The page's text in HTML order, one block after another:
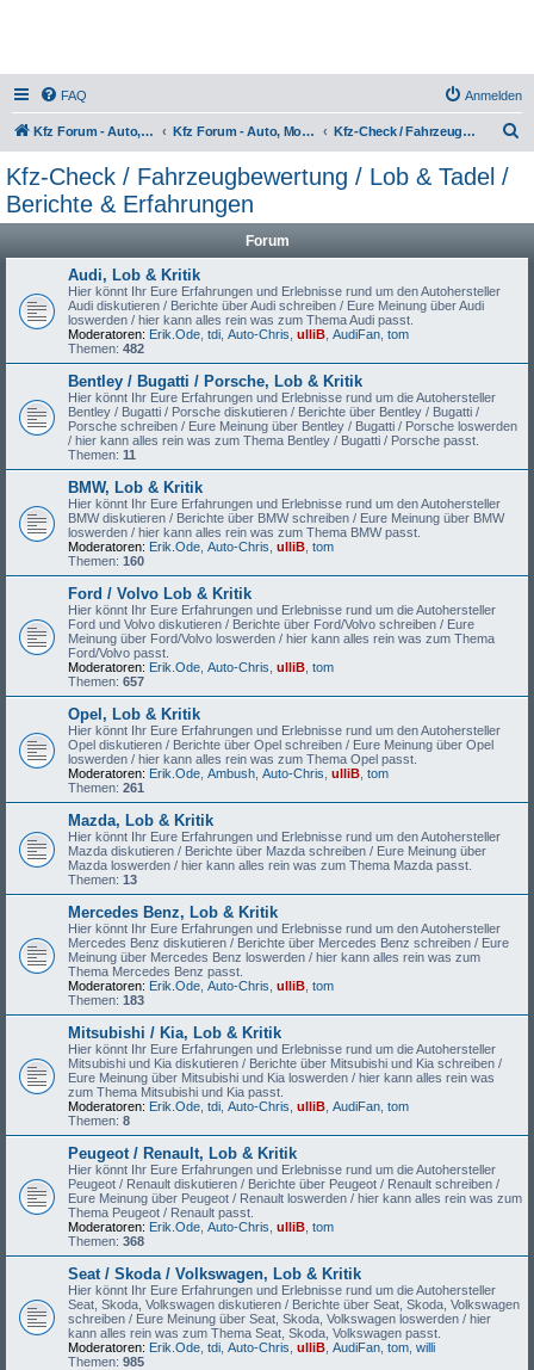
FAQ Anmelden
Kfz Forum - Auto, Motorrad und LKW Kfz Forum - Auto, Motorrad und LKW Kfz-Check / Fahrzeugbewertung / Lob & Tadel / Berichte & Erfahrungen
Kfz-Check / Fahrzeugbewertung / Lob & Tadel /
Berichte & Erfahrungen
Forum
Audi, Lob & Kritik
Hier könnt Ihr Eure Erfahrungen und Erlebnisse rund um den Autohersteller
Audi diskutieren / Berichte über Audi schreiben / Eure Meinung über Audi
loswerden / hier kann alles rein was zum Thema Audi passt.
Moderatoren: Erik.Ode tdi Auto-Chris ulliB AudiFan tom
Themen: 482
Bentley / Bugatti / Porsche, Lob & Kritik
Hier könnt Ihr Eure Erfahrungen und Erlebnisse rund um die Autohersteller
Bentley / Bugatti / Porsche diskutieren / Berichte über Bentley / Bugatti /
Porsche schreiben / Eure Meinung über Bentley / Bugatti / Porsche loswerden
/ hier kann alles rein was zum Thema Bentley / Bugatti / Porsche passt.
Themen: 11
BMW, Lob & Kritik
Hier könnt Ihr Eure Erfahrungen und Erlebnisse rund um den Autohersteller
BMW diskutieren / Berichte über BMW schreiben / Eure Meinung über BMW
loswerden / hier kann alles rein was zum Thema BMW passt.
Moderatoren: Erik.Ode Auto-Chris ulliB tom
Themen: 160
Ford / Volvo Lob & Kritik
Hier könnt Ihr Eure Erfahrungen und Erlebnisse rund um die Autohersteller
Ford und Volvo diskutieren / Berichte über Ford/Volvo schreiben / Eure
Meinung über Ford/Volvo loswerden / hier kann alles rein was zum Thema
Ford/Volvo passt.
Moderatoren: Erik.Ode Auto-Chris ulliB tom
Themen: 657
Opel, Lob & Kritik
Hier könnt Ihr Eure Erfahrungen und Erlebnisse rund um den Autohersteller
Opel diskutieren / Berichte über Opel schreiben / Eure Meinung über Opel
loswerden / hier kann alles rein was zum Thema Opel passt.
Moderatoren: Erik.Ode Ambush Auto-Chris ulliB tom
Themen: 261
Mazda, Lob & Kritik
Hier könnt Ihr Eure Erfahrungen und Erlebnisse rund um den Autohersteller
Mazda diskutieren / Berichte über Mazda schreiben / Eure Meinung über
Mazda loswerden / hier kann alles rein was zum Thema Mazda passt.
Themen: 13
Mercedes Benz, Lob & Kritik
Hier könnt Ihr Eure Erfahrungen und Erlebnisse rund um den Autohersteller
Mercedes Benz diskutieren / Berichte über Mercedes Benz schreiben / Eure
Meinung über Mercedes Benz loswerden / hier kann alles rein was zum
Thema Mercedes Benz passt.
Moderatoren: Erik.Ode Auto-Chris ulliB tom
Themen: 183
Mitsubishi / Kia, Lob & Kritik
Hier könnt Ihr Eure Erfahrungen und Erlebnisse rund um die Autohersteller
Mitsubishi und Kia diskutieren / Berichte über Mitsubishi und Kia schreiben /
Eure Meinung über Mitsubishi und Kia loswerden / hier kann alles rein was
zum Thema Mitsubishi und Kia passt.
Moderatoren: Erik.Ode tdi Auto-Chris ulliB AudiFan tom
Themen: 8
Peugeot / Renault, Lob & Kritik
Hier könnt Ihr Eure Erfahrungen und Erlebnisse rund um die Autohersteller
Peugeot / Renault diskutieren / Berichte über Peugeot / Renault schreiben /
Eure Meinung über Peugeot / Renault loswerden / hier kann alles rein was zum
Thema Peugeot / Renault passt.
Moderatoren: Erik.Ode Auto-Chris ulliB tom
Themen: 368
Seat / Skoda / Volkswagen, Lob & Kritik
Hier könnt Ihr Eure Erfahrungen und Erlebnisse rund um die Autohersteller
Seat, Skoda, Volkswagen diskutieren / Berichte über Seat, Skoda, Volkswagen
schreiben / Eure Meinung über Seat, Skoda, Volkswagen loswerden / hier
kann alles rein was zum Thema Seat, Skoda, Volkswagen passt.
Moderatoren: Erik.Ode tdi Auto-Chris ulliB AudiFan tom willi
Themen: 985